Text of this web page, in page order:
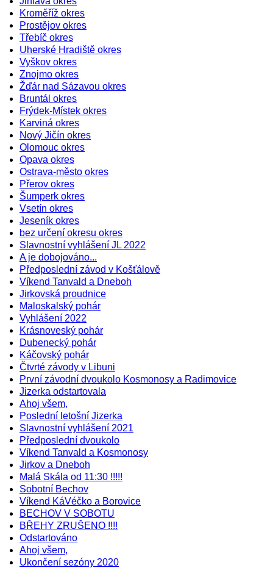
Kroměříž okres
Prostějov okres
Třebíč okres
Uherské Hradiště okres
Vyškov okres
Znojmo okres
Žďár nad Sázavou okres
Bruntál okres
Frýdek-Místek okres
Karviná okres
Nový Jičín okres
Olomouc okres
Opava okres
Ostrava-město okres
Přerov okres
Šumperk okres
Vsetín okres
Jeseník okres
bez určení okresu okres
Slavnostní vyhlášení JL 2022
A je dobojováno...
Předposlední závod v Košťálově
Víkend Tanvald a Dneboh
Jirkovská proudnice
Maloskalský pohár
Vyhlášení 2022
Krásnoveský pohár
Dubenecký pohár
Káčovský pohár
Čtvrté závody v Libuni
První závodní dvoukolo Kosmonosy a Radimovice
Jizerka odstartovala
Ahoj všem,
Poslední letošní Jizerka
Slavnostní vyhlášení 2021
Předposlední dvoukolo
Víkend Tanvald a Kosmonosy
Jirkov a Dneboh
Malá Skála od 11:30 !!!!!
Sobotní Bechov
Víkend KáVéčko a Borovice
BECHOV V SOBOTU
BŘEHY ZRUŠENO !!!!
Odstartováno
Ahoj všem,
Ukončení sezóny 2020